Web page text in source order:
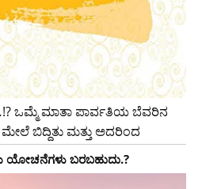
ಒಮ್ಮೆ ಮಾತಾ ಪಾರ್ವತಿಯ ಬೆವರಿನ
ಬಿದ್ದಿತು ಮತ್ತು ಅದರಿಂದ
ಬರಬಹುದು.?